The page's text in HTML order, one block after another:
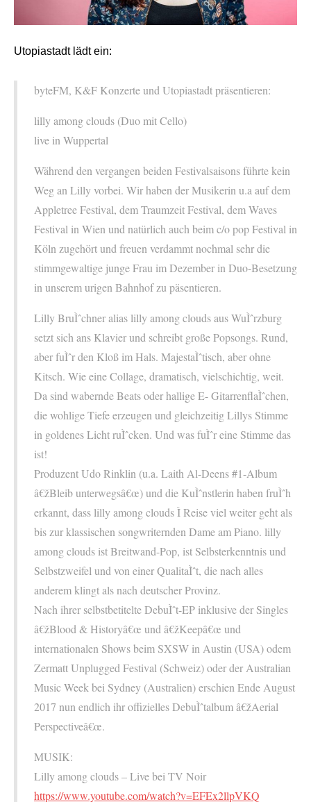
Utopiastadt lädt ein:
byteFM, K&F Konzerte und Utopiastadt präsentieren:
lilly among clouds (Duo mit Cello)
live in Wuppertal
Während den vergangen beiden Festivalsaisons führte kein
Weg an Lilly vorbei. Wir haben der Musikerin u.a auf dem
Appletree Festival, dem Traumzeit Festival, dem Waves
Festival in Wien und natürlich auch beim c/o pop Festival in
Köln zugehört und freuen verdammt nochmal sehr die
stimmgewaltige junge Frau im Dezember in Duo-Besetzung
in unserem urigen Bahnhof zu päsentieren.
Lilly BruÌˆchner alias lilly among clouds aus WuÌˆrzburg
setzt sich ans Klavier und schreibt große Popsongs. Rund,
aber fuÌˆr den Kloß im Hals. MajestaÌˆtisch, aber ohne
Kitsch. Wie eine Collage, dramatisch, vielschichtig, weit.
Da sind wabernde Beats oder hallige E- GitarrenflaÌˆchen,
die wohlige Tiefe erzeugen und gleichzeitig Lillys Stimme
in goldenes Licht ruÌˆcken. Und was fuÌˆr eine Stimme das
ist!
Produzent Udo Rinklin (u.a. Laith Al-Deens #1-Album
â€žBleib unterwegsâ€œ) und die KuÌˆnstlerin haben fruÌˆh
erkannt, dass lilly among clouds Ì Reise viel weiter geht als
bis zur klassischen songwriternden Dame am Piano. lilly
among clouds ist Breitwand-Pop, ist Selbsterkenntnis und
Selbstzweifel und von einer QualitaÌˆt, die nach alles
anderem klingt als nach deutscher Provinz.
Nach ihrer selbstbetitelte DebuÌˆt-EP inklusive der Singles
â€žBlood & Historyâ€œ und â€žKeepâ€œ und
internationalen Shows beim SXSW in Austin (USA) odem
Zermatt Unplugged Festival (Schweiz) oder der Australian
Music Week bei Sydney (Australien) erschien Ende August
2017 nun endlich ihr offizielles DebuÌˆtalbum â€žAerial
Perspectiveâ€œ.
MUSIK:
Lilly among clouds – Live bei TV Noir
https://www.youtube.com/watch?v=EFEx2llpVKQ